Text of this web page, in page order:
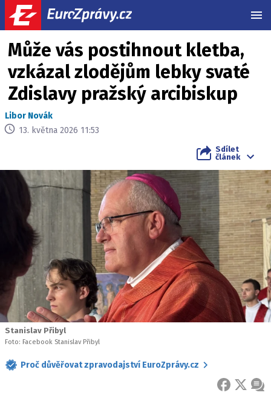
Může vás postihnout kletba,
vzkázal zlodějům lebky svaté
Zdislavy pražský arcibiskup
Libor Novák
13. května 2026 11:53
Sdílet
článek
Stanislav Přibyl
Foto: Facebook Stanislav Přibyl
Proč důvěřovat zpravodajství EuroZprávy.cz
FACEBOOK
X